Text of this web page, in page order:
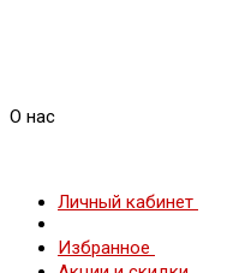
О нас
Личный кабинет
Избранное